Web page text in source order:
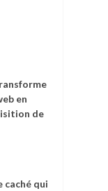
en
de
caché qui